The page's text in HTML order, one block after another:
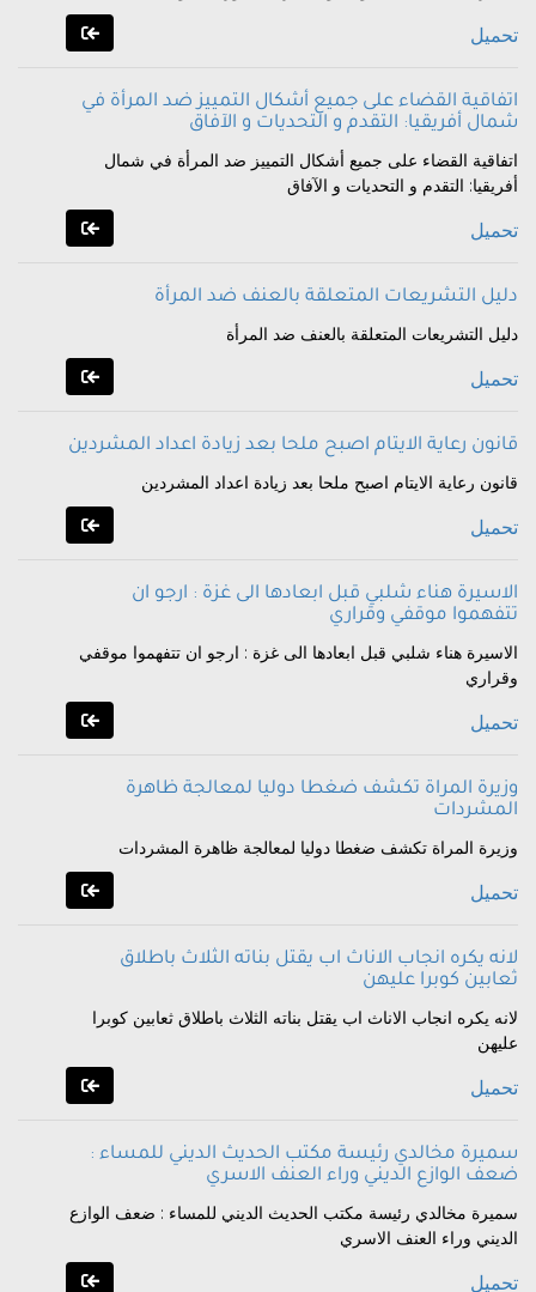
تحميل
اتفاقية القضاء على جميع أشكال التمييز ضد المرأة في
شمال أفريقيا: التقدم و التحديات و الآفاق
اتفاقية القضاء على جميع أشكال التمييز ضد المرأة في شمال
أفريقيا: التقدم و التحديات و الآفاق
تحميل
دليل التشريعات المتعلقة بالعنف ضد المرأة
دليل التشريعات المتعلقة بالعنف ضد المرأة
تحميل
قانون رعاية الايتام اصبح ملحا بعد زيادة اعداد المشردين
قانون رعاية الايتام اصبح ملحا بعد زيادة اعداد المشردين
تحميل
الاسيرة هناء شلبي قبل ابعادها الى غزة : ارجو ان
تتفهموا موقفي وقراري
الاسيرة هناء شلبي قبل ابعادها الى غزة : ارجو ان تتفهموا موقفي
وقراري
تحميل
وزيرة المراة تكشف ضغطا دوليا لمعالجة ظاهرة
المشردات
وزيرة المراة تكشف ضغطا دوليا لمعالجة ظاهرة المشردات
تحميل
لانه يكره انجاب الاناث اب يقتل بناته الثلاث باطلاق
ثعابين كوبرا عليهن
لانه يكره انجاب الاناث اب يقتل بناته الثلاث باطلاق ثعابين كوبرا
عليهن
تحميل
سميرة مخالدي رئيسة مكتب الحديث الديني للمساء :
ضعف الوازع الديني وراء العنف الاسري
سميرة مخالدي رئيسة مكتب الحديث الديني للمساء : ضعف الوازع
الديني وراء العنف الاسري
تحميل